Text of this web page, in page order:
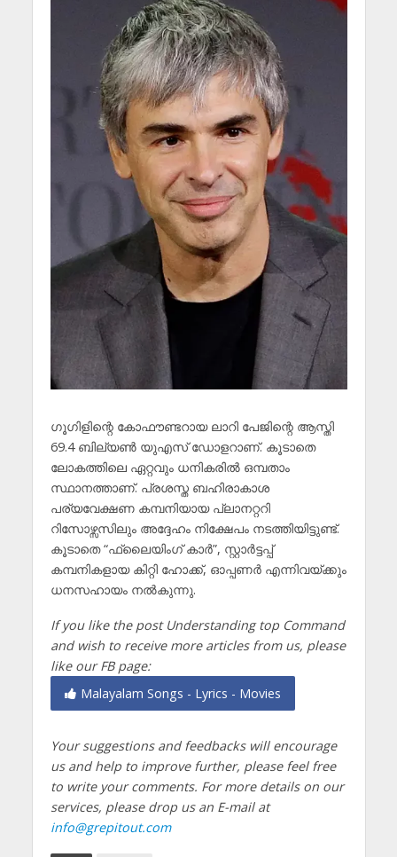
ഗൂഗിളിന്റെ കോഫൗണ്ടറായ ലാറി പേജിന്റെ ആസ്തി
69.4 ബില്യൺ യുഎസ് ഡോളറാണ്. കൂടാതെ
ലോകത്തിലെ ഏറ്റവും ധനികരിൽ ഒമ്പതാം
സ്ഥാനത്താണ്. പ്രശസ്ത ബഹിരാകാശ
പര്യവേക്ഷണ കമ്പനിയായ പ്ലാനറ്ററി
റിസോഴ്സസിലും അദ്ദേഹം നിക്ഷേപം നടത്തിയിട്ടുണ്ട്.
കൂടാതെ “ഫ്ലൈയിംഗ് കാർ”, സ്റ്റാർട്ടപ്പ്
കമ്പനികളായ കിറ്റി ഹോക്ക്, ഓപ്പണർ എന്നിവയ്ക്കും
ധനസഹായം നൽകുന്നു.
If you like the post Understanding top Command
and wish to receive more articles from us, please
like our FB page:
Malayalam Songs - Lyrics - Movies
Your suggestions and feedbacks will encourage
us and help to improve further, please feel free
to write your comments. For more details on our
services, please drop us an E-mail at
info@grepitout.com